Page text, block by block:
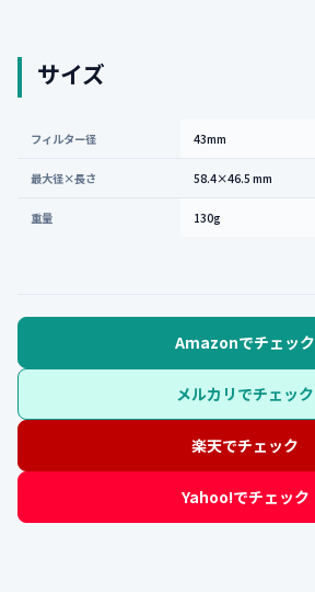
サイズ
フィルター径 43mm
最大径×長さ 58.4×46.5 mm
重量 130g
Amazonでチェック
メルカリでチェック
楽天でチェック
Yahoo!でチェック